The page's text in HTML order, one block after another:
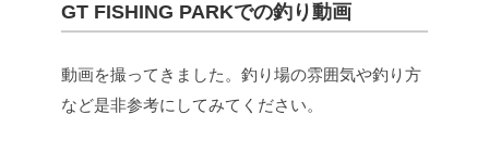
GT FISHING PARKでの釣り動画
動画を撮ってきました。釣り場の雰囲気や釣り方
など是非参考にしてみてください。